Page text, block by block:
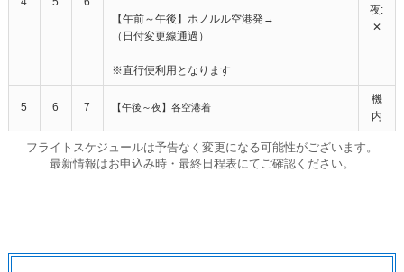
【午前～午後】ホノルル空港発→
（日付変更線通過）
※直行便利用となります
夜:
✕
5 6 7 【午後～夜】各空港着
機
内
フライトスケジュールは予告なく変更になる可能性がございます。
最新情報はお申込み時・最終日程表にてご確認ください。